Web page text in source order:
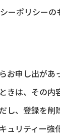
ーポリシーの
お申し出があ
きは、その内
し、登録を削
ュリティー強